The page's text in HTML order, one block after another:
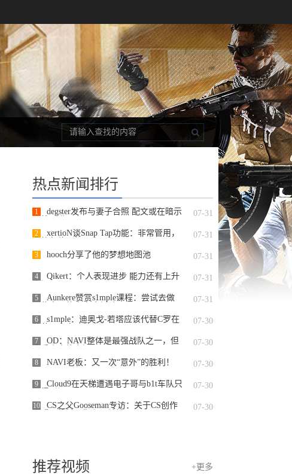
热点新闻排行
1
degster发布与妻子合照 配文或在暗示
07-31
2
xertioN谈Snap Tap功能：非常管用，
07-31
3 hooch分享了他的梦想地图池 07-31
4
Qikert：个人表现进步 能力还有上升
07-31
5
Aunkere赞赏s1mple课程：尝试去做
07-31
6
s1mple：迪奥戈-若塔应该代替C罗在
07-30
7
OD：NAVI整体是最强战队之一，但
07-30
8 NAVI老板：又一次“意外”的胜利！ 07-30
9
Cloud9在天梯遭遇电子哥与b1t车队只
07-30
10
CS之父Gooseman专访：关于CS创作
07-30
推荐视频 +更多